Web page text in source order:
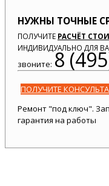
НУЖНЫ ТОЧНЫЕ
ПОЛУЧИТЕ РАСЧЁТ
ИНДИВИДУАЛЬНО ДЛЯ
звоните: 8
ПОЛУЧИТЕ
Ремонт "под ключ".
гарантия на работы